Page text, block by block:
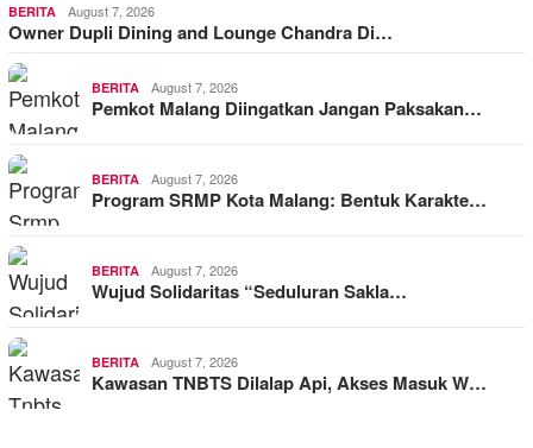
BERITA August 7, 2026
Owner Dupli Dining and Lounge Chandra Di…
BERITA August 7, 2026
Pemkot Malang Diingatkan Jangan Paksakan…
BERITA August 7, 2026
Program SRMP Kota Malang: Bentuk Karakte…
BERITA August 7, 2026
Wujud Solidaritas “Seduluran Sakla…
BERITA August 7, 2026
Kawasan TNBTS Dilalap Api, Akses Masuk W…